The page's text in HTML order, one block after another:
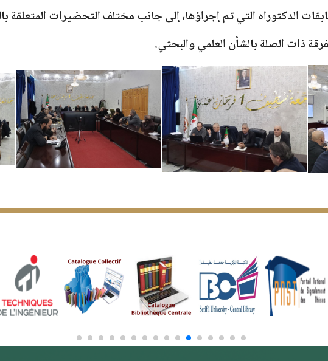
التي تم إجراؤها، إلى جانب مختلف التحضيرات المتعلقة
ذات الصلة بالشأن العلمي والبحثي.